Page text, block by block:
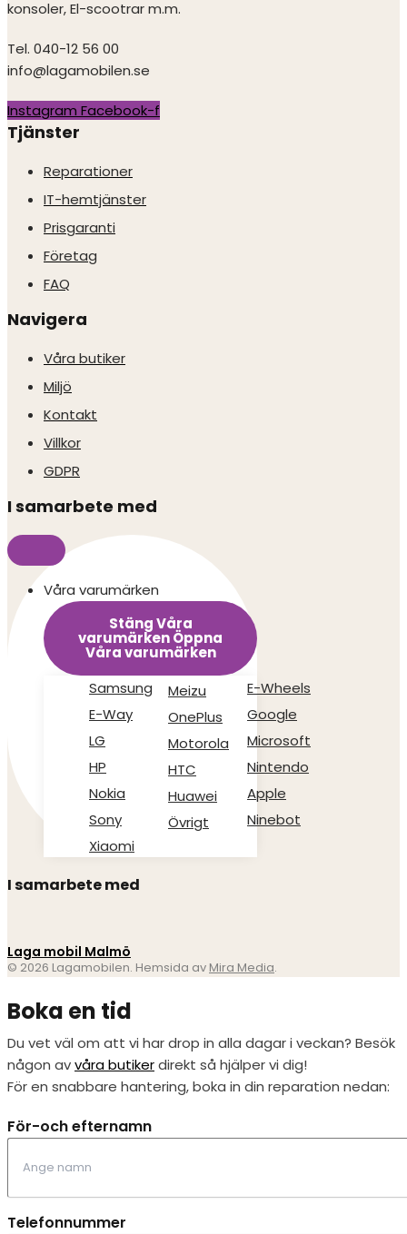
konsoler, El-scootrar m.m.
Tel. 040-12 56 00
info@lagamobilen.se
Instagram Facebook-f
Tjänster
Reparationer
IT-hemtjänster
Prisgaranti
Företag
FAQ
Navigera
Våra butiker
Miljö
Kontakt
Villkor
GDPR
I samarbete med
Våra varumärken
Stäng Våra
varumärkenÖppna
Våra varumärken
Samsung
E-Way
LG
HP
Nokia
Sony
Xiaomi
Meizu
OnePlus
Motorola
HTC
Huawei
Övrigt
E-Wheels
Google
Microsoft
Nintendo
Apple
Ninebot
I samarbete med
Laga mobil Malmö
© 2026 Lagamobilen. Hemsida av Mira Media.
Boka en tid
Du vet väl om att vi har drop in alla dagar i veckan? Besök
någon avvåra butikerdirekt så hjälper vi dig!
För en snabbare hantering, boka in din reparation nedan:
För-och efternamn
Telefonnummer